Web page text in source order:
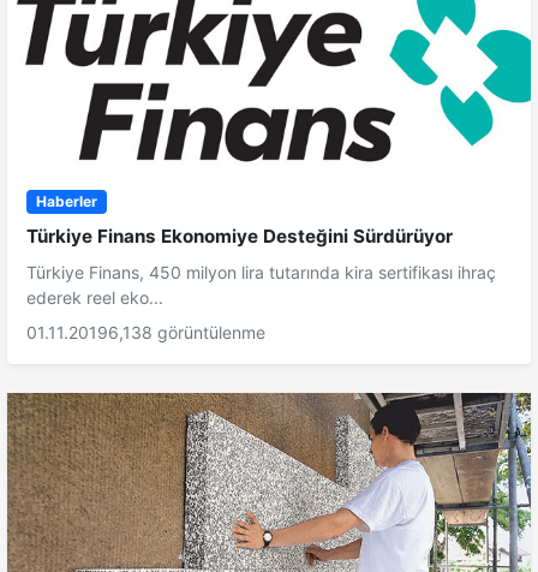
Haberler
Türkiye Finans Ekonomiye Desteğini Sürdürüyor
Türkiye Finans, 450 milyon lira tutarında kira sertifikası ihraç
ederek reel eko...
01.11.20196,138 görüntülenme